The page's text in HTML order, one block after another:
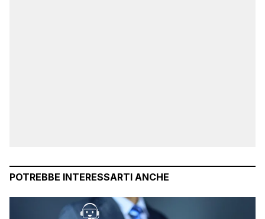
POTREBBE INTERESSARTI ANCHE